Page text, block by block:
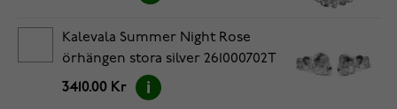
Kalevala Summer Night Rose
örhängen stora silver 261000702T
3410.00 Kr